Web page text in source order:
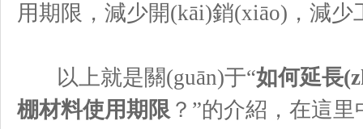
用期限，減少開(kāi)銷(xiāo)，減少工
以上就是關(guān)于“如何延長
棚材料使用期限 ？”的介紹，在這